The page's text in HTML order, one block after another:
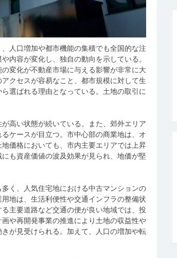
人口増加や都市機能の集積でも全国的な注
内容が変化し、独自の動向を示している。
変化が不動産市場に与える影響が非常に大
クセスが容易なこと、都市規模に対して生
選ばれる理由となっている。土地の取引に
高い状態が続いている。また、郊外エリア
ケースが目立つ。市中心部の商業地は、オ
価格においても、市内主要エリアでは上昇
も資産価値の波及効果が見られ、地価が堅
く、人気住宅地における中古マンションの
地は、生活利便性や交通インフラの整備状
主要道路など交通の便が良い地域では、投
や再開発事業の推進により土地の収益性や
が見受けられる。加えて、人口の増加や転